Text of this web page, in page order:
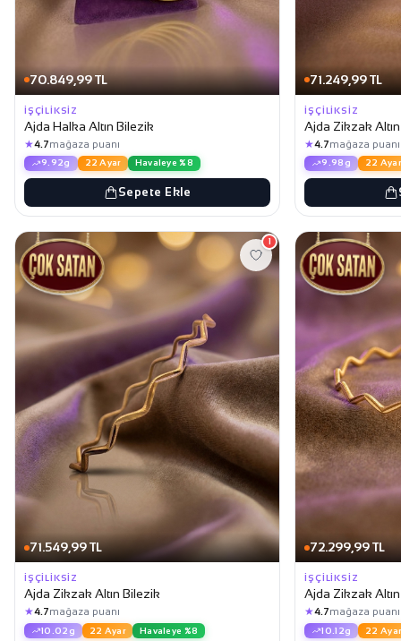
70.849,99 TL
İŞÇILIKSIZ
Ajda Halka Altın Bilezik
★4.7mağaza puanı
9.92g 22 Ayar Havaleye %8
Sepete Ekle
71.249,99 TL
İŞÇILIKSIZ
Ajda Zikzak
★4.7mağaza puanı
9.98g 22 Ayar
71.549,99 TL
1
İŞÇILIKSIZ
Ajda Zikzak Altın Bilezik
★4.7mağaza puanı
10.02g 22 Ayar Havaleye %8
72.299,99 TL
İŞÇILIKSIZ
Ajda Zikzak
★4.7mağaza puanı
10.12g 22 Ayar